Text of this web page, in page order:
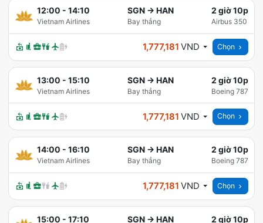
12:00 - 14:10
Vietnam Airlines
SGN → HAN
Bay thẳng
2 giờ 10p
Airbus 350
1,777,181 VND Chọn
13:00 - 15:10
Vietnam Airlines
SGN → HAN
Bay thẳng
2 giờ 10p
Boeing 787
1,777,181 VND Chọn
14:00 - 16:10
Vietnam Airlines
SGN → HAN
Bay thẳng
2 giờ 10p
Boeing 787
1,777,181 VND Chọn
15:00 - 17:10 SGN → HAN 2 giờ 10p